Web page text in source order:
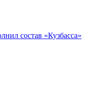
состав «Кузбасса»